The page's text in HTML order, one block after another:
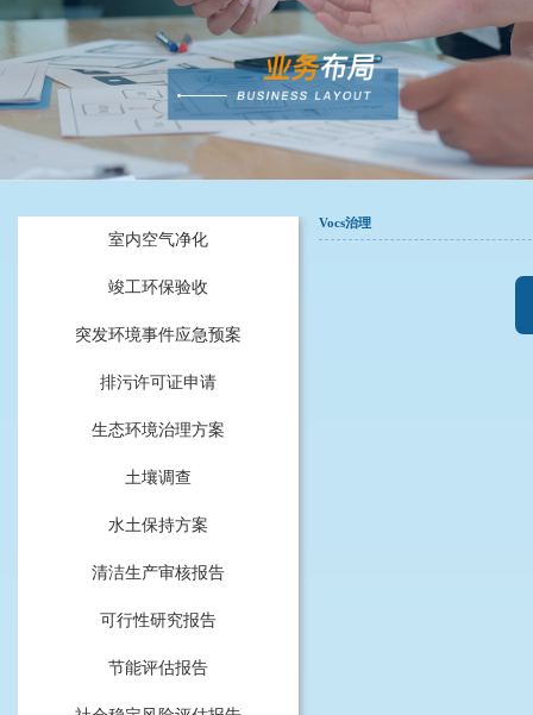
室内空气净化
竣工环保验收
突发环境事件应急预案
排污许可证申请
生态环境治理方案
土壤调查
水土保持方案
清洁生产审核报告
可行性研究报告
节能评估报告
Vocs治理